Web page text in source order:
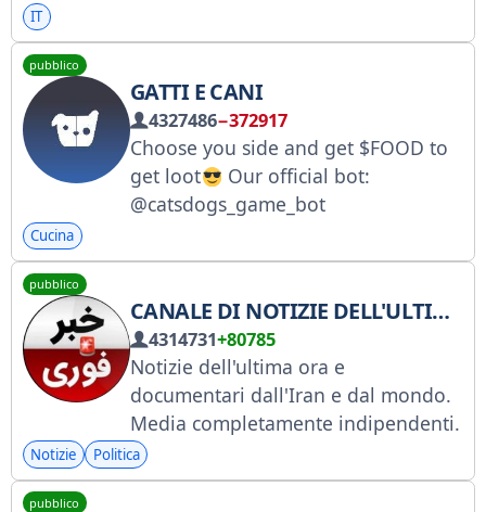
@BuyPaidAds @GmpModder
IT
pubblico
GATTI E CANI
4327486−372917
Choose you side and get $FOOD to
get loot
Our official bot:
@catsdogs_game_bot
Cucina
pubblico
CANALE DI NOTIZIE DELL'ULTIMA ORA
4314731+80785
Notizie dell'ultima ora e
documentari dall'Iran e dal mondo.
Media completamente indipendenti.
Pubblicità: @Ads_setare1. Critiche,
suggerimenti e reclami:
Notizie Politica
pubblico